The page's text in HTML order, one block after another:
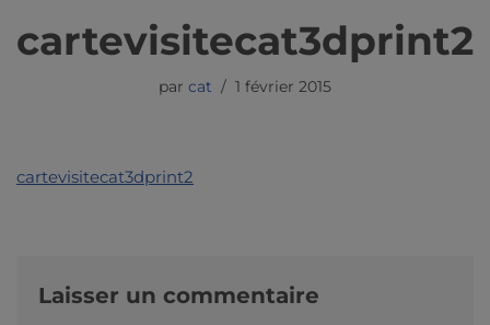
cartevisitecat3dprint2
par cat 1 février 2015
cartevisitecat3dprint2
Laisser un commentaire